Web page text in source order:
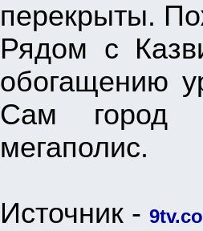
перекрыты.
Рядом с
обогащению
Сам город
мегаполис.
Источник -